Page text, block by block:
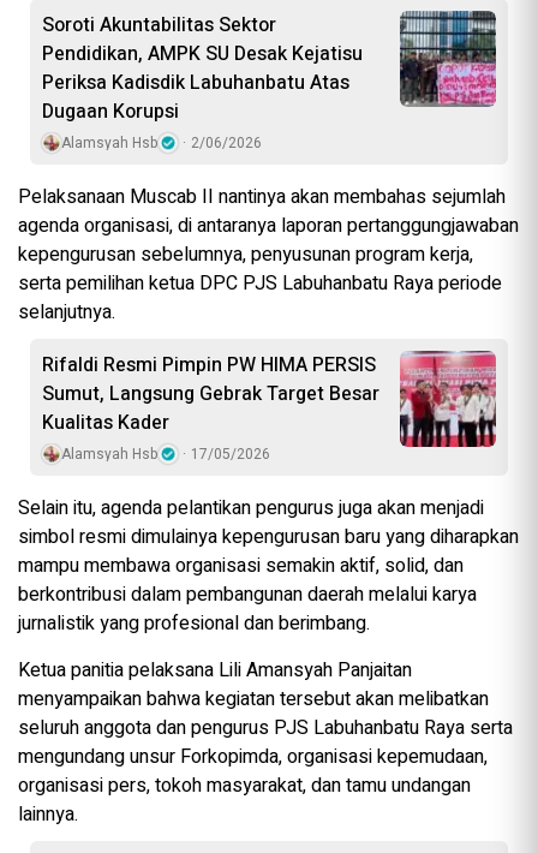
Soroti Akuntabilitas Sektor
Pendidikan, AMPK SU Desak Kejatisu
Periksa Kadisdik Labuhanbatu Atas
Dugaan Korupsi
Alamsyah Hsb 2/06/2026
Pelaksanaan Muscab II nantinya akan membahas sejumlah
agenda organisasi, di antaranya laporan pertanggungjawaban
kepengurusan sebelumnya, penyusunan program kerja,
serta pemilihan ketua DPC PJS Labuhanbatu Raya periode
selanjutnya.
Rifaldi Resmi Pimpin PW HIMA PERSIS
Sumut, Langsung Gebrak Target Besar
Kualitas Kader
Alamsyah Hsb 17/05/2026
Selain itu, agenda pelantikan pengurus juga akan menjadi
simbol resmi dimulainya kepengurusan baru yang diharapkan
mampu membawa organisasi semakin aktif, solid, dan
berkontribusi dalam pembangunan daerah melalui karya
jurnalistik yang profesional dan berimbang.
Ketua panitia pelaksana Lili Amansyah Panjaitan
menyampaikan bahwa kegiatan tersebut akan melibatkan
seluruh anggota dan pengurus PJS Labuhanbatu Raya serta
mengundang unsur Forkopimda, organisasi kepemudaan,
organisasi pers, tokoh masyarakat, dan tamu undangan
lainnya.